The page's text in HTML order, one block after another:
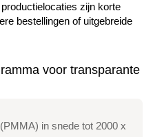
zijn korte
bestellingen of uitgebreide
voor transparante
in snede tot 2000 x